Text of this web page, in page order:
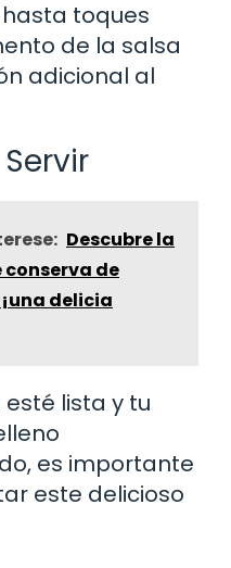
toques
de la salsa
adicional al
Descubre la
de
delicia
esté lista y tu
es importante
este delicioso